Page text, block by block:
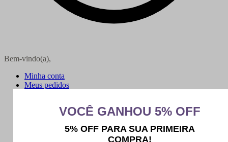
Bem-vindo(a),
Minha conta
Meus pedidos